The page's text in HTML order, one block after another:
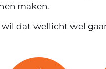
maken.
dat wellicht wel